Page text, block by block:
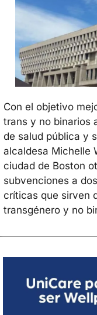
Con el objetivo
trans y no binarios
de salud pública y
alcaldesa Michelle
ciudad de Boston
subvenciones a
críticas que sirven
transgénero y no